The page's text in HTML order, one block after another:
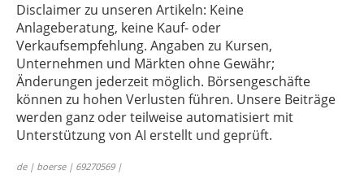
Disclaimer zu unseren Artikeln: Keine
Anlageberatung, keine Kauf- oder
Verkaufsempfehlung. Angaben zu Kursen,
Unternehmen und Märkten ohne Gewähr;
Änderungen jederzeit möglich. Börsengeschäfte
können zu hohen Verlusten führen. Unsere Beiträge
werden ganz oder teilweise automatisiert mit
Unterstützung von AI erstellt und geprüft.
de | boerse | 69270569 |